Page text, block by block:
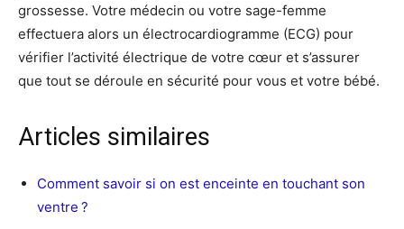
grossesse. Votre médecin ou votre sage-femme
effectuera alors un électrocardiogramme (ECG) pour
vérifier l’activité électrique de votre cœur et s’assurer
que tout se déroule en sécurité pour vous et votre bébé.
Articles similaires
Comment savoir si on est enceinte en touchant son
ventre ?